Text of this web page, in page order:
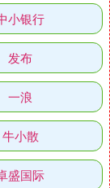
小银行
发布
一浪
牛小散
盛国际